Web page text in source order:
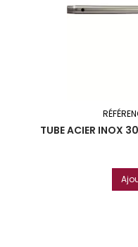
TUBE ACIER INOX